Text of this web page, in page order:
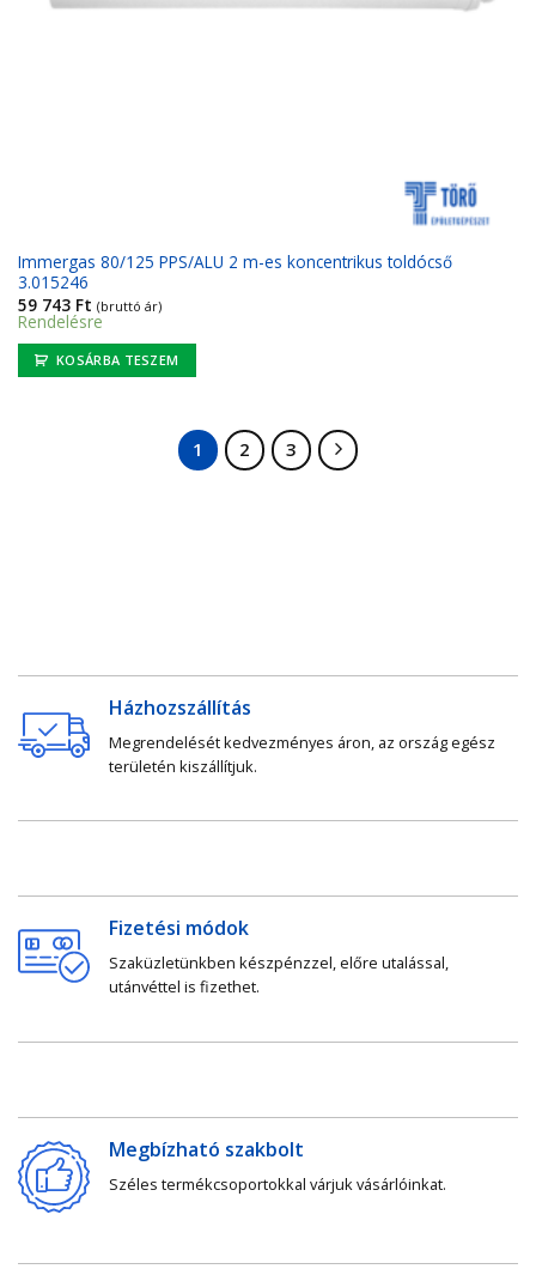
Immergas 80/125 PPS/ALU 2 m-es koncentrikus toldócső
3.015246
59 743 Ft (bruttó ár)
Rendelésre
KOSÁRBA TESZEM
1 2 3
Házhozszállítás
Megrendelését kedvezményes áron, az ország egész
területén kiszállítjuk.
Fizetési módok
Szaküzletünkben készpénzzel, előre utalással,
utánvéttel is fizethet.
Megbízható szakbolt
Széles termékcsoportokkal várjuk vásárlóinkat.